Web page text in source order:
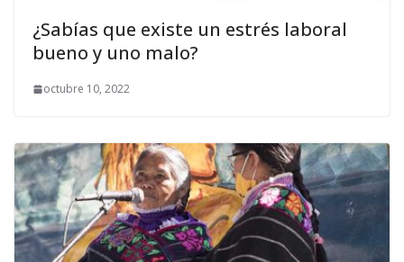
¿Sabías que existe un estrés laboral
bueno y uno malo?
octubre 10, 2022